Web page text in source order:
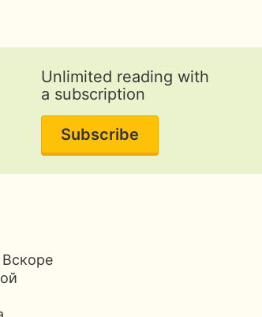
Unlimited reading with
a subscription
Subscribe
Вскоре